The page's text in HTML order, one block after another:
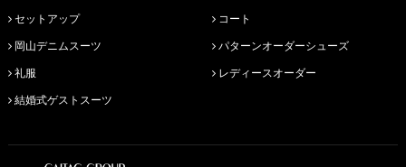
セットアップ
岡山デニムスーツ
礼服
結婚式ゲストスーツ
コート
パターンオーダーシューズ
レディースオーダー